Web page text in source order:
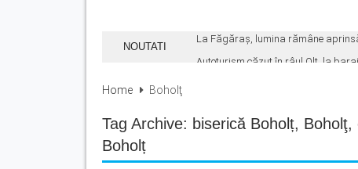
NOUTATI
La Făgăraș, lumina rămâne
Autoturism căzut în râul Olt, la
Concert extraordinar de muzică de
Home Boholţ
Tag Archive: biserică Boholț, Boholţ,
Boholț